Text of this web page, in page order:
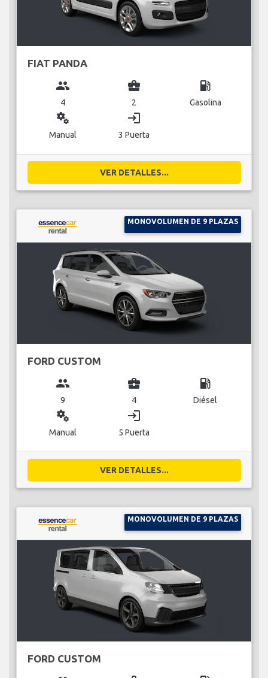
FIAT PANDA
group
4
business_center
2
local_gas_station
Gasolina
miscellaneous_services
Manual
login
3 Puerta
VER DETALLES...
MONOVOLUMEN DE 9 PLAZAS
FORD CUSTOM
group
9
business_center
4
local_gas_station
Diésel
miscellaneous_services
Manual
login
5 Puerta
VER DETALLES...
MONOVOLUMEN DE 9 PLAZAS
FORD CUSTOM